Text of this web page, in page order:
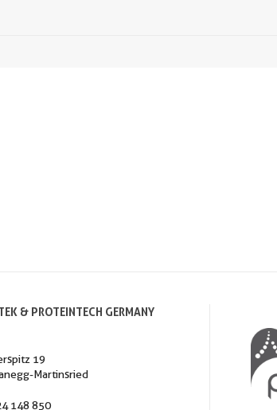
& PROTEINTECH GERMANY
19
Martinsried
148 850